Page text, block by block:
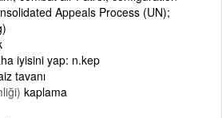
Appeals Process (UN);
iyisini yap: n.kep
tavanı
kaplama